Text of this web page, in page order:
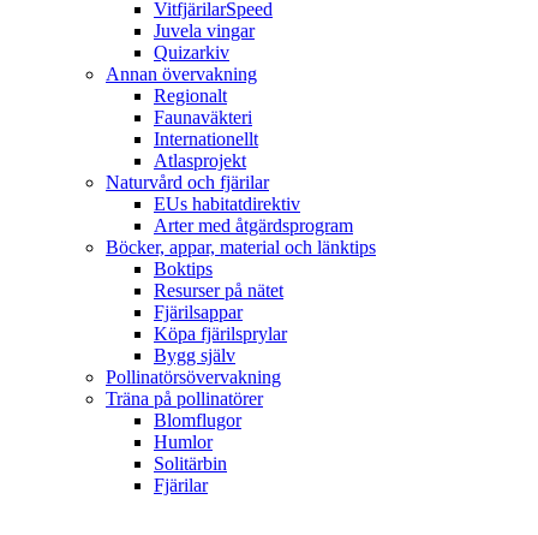
VitfjärilarSpeed
Juvela vingar
Quizarkiv
Annan övervakning
Regionalt
Faunaväkteri
Internationellt
Atlasprojekt
Naturvård och fjärilar
EUs habitatdirektiv
Arter med åtgärdsprogram
Böcker, appar, material och länktips
Boktips
Resurser på nätet
Fjärilsappar
Köpa fjärilsprylar
Bygg själv
Pollinatörsövervakning
Träna på pollinatörer
Blomflugor
Humlor
Solitärbin
Fjärilar